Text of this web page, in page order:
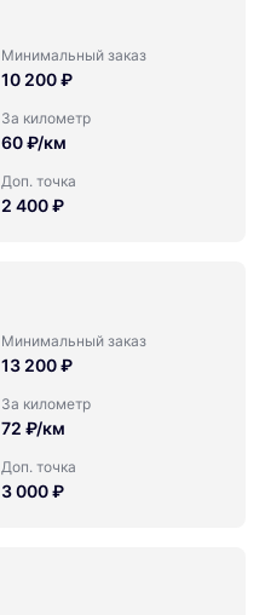
Минимальный заказ
10 200 ₽
За километр
60 ₽/км
Доп. точка
2 400 ₽
Минимальный заказ
13 200 ₽
За километр
72 ₽/км
Доп. точка
3 000 ₽